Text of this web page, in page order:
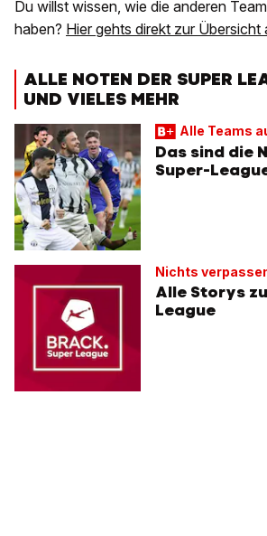
Du willst wissen, wie die anderen
haben? Hier gehts direkt zur Übersicht
ALLE NOTEN DER SUPER
UND VIELES MEHR
Alle Teams
Das sind die
Super-
Nichts
Alle Storys
League